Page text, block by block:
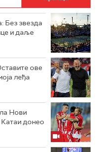
Без звезда
и даље
ове
леђа
Нови
Катаи донео